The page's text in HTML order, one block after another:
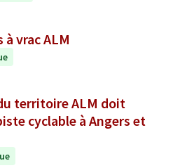
vrac ALM
territoire ALM doit
cyclable à Angers et